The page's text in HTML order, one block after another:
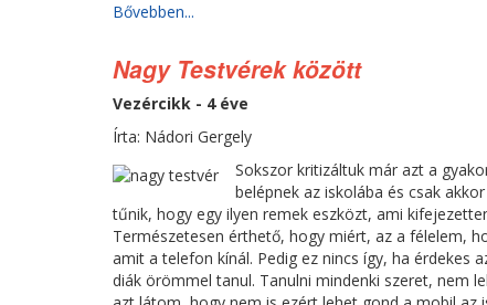
Bővebben...
Nagy Testvérek között
Vezércikk - 4 éve
Írta: Nádori Gergely
Sokszor kritizáltuk már azt a
belépnek az iskolába és csak
tűnik, hogy egy ilyen remek eszközt, ami
Természetesen érthető, hogy miért, az a félelem,
amit a telefon kínál. Pedig ez nincs így, ha érdekes
diák örömmel tanul. Tanulni mindenki szeret, nem